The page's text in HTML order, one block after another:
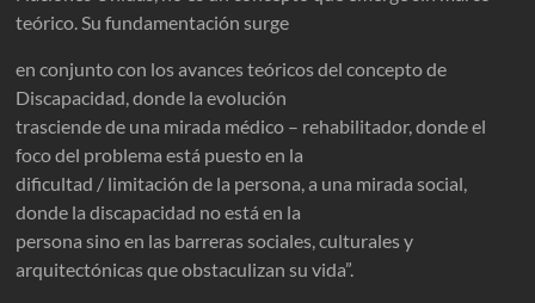
teórico. Su fundamentación surge
en conjunto con los avances teóricos del concepto de
Discapacidad, donde la evolución
trasciende de una mirada médico – rehabilitador, donde el
foco del problema está puesto en la
dificultad / limitación de la persona, a una mirada social,
donde la discapacidad no está en la
persona sino en las barreras sociales, culturales y
arquitectónicas que obstaculizan su vida”.